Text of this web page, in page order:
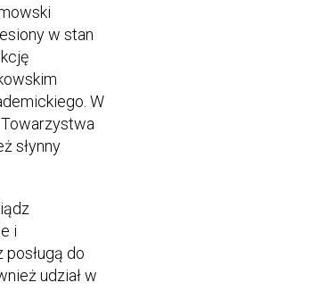
w stan
W
słynny
i
do
udział w